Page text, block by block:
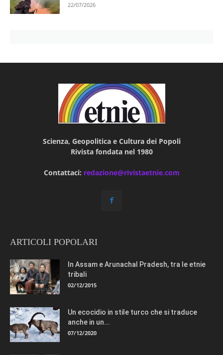
22/07/2026
Scienza, Geopolitica e Cultura dei Popoli
Rivista fondata nel 1980
Contattaci: redazione@rivistaetnie.com
ARTICOLI POPOLARI
In Assam e Arunachal Pradesh, tra le etnie
tribali
02/12/2015
Un ecocidio in stile turco che si traduce
anche in un...
07/12/2020